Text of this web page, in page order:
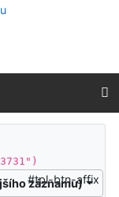
záznamu)
#tpl-btn-affix